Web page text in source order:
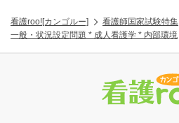
看護roo![カンゴルー] 看護師国家試験特集
一般・状況設定問題 * 成人看護学 * 内部環境